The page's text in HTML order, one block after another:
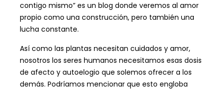
contigo mismo” es un blog donde veremos al amor
propio como una construcción, pero también una
lucha constante.
Así como las plantas necesitan cuidados y amor,
nosotros los seres humanos necesitamos esas dosis
de afecto y autoelogio que solemos ofrecer a los
demás. Podríamos mencionar que esto engloba